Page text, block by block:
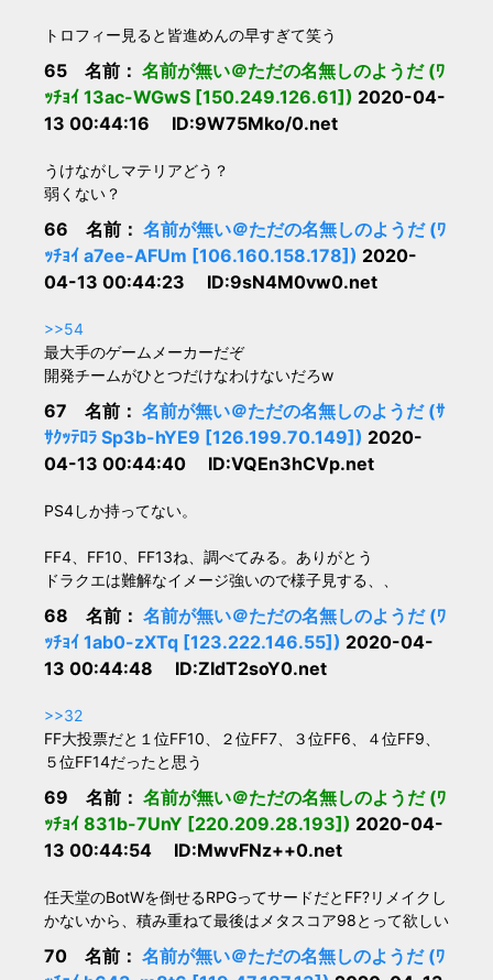
トロフィー見ると皆進めんの早すぎて笑う
65 名前： 名前が無い＠ただの名無しのようだ (ﾜ
ｯﾁｮｲ 13ac-WGwS [150.249.126.61]) 2020-04-
13 00:44:16 ID:9W75Mko/0.net
うけながしマテリアどう？
弱くない？
66 名前： 名前が無い＠ただの名無しのようだ (ﾜ
ｯﾁｮｲ a7ee-AFUm [106.160.158.178]) 2020-
04-13 00:44:23 ID:9sN4M0vw0.net
>>54
最大手のゲームメーカーだぞ
開発チームがひとつだけなわけないだろw
67 名前： 名前が無い＠ただの名無しのようだ (ｻ
ｻｸｯﾃﾛﾗ Sp3b-hYE9 [126.199.70.149]) 2020-
04-13 00:44:40 ID:VQEn3hCVp.net
PS4しか持ってない。
FF4、FF10、FF13ね、調べてみる。ありがとう
ドラクエは難解なイメージ強いので様子見する、、
68 名前： 名前が無い＠ただの名無しのようだ (ﾜ
ｯﾁｮｲ 1ab0-zXTq [123.222.146.55]) 2020-04-
13 00:44:48 ID:ZIdT2soY0.net
>>32
FF大投票だと１位FF10、２位FF7、３位FF6、４位FF9、
５位FF14だったと思う
69 名前： 名前が無い＠ただの名無しのようだ (ﾜ
ｯﾁｮｲ 831b-7UnY [220.209.28.193]) 2020-04-
13 00:44:54 ID:MwvFNz++0.net
任天堂のBotWを倒せるRPGってサードだとFF?リメイクし
かないから、積み重ねて最後はメタスコア98とって欲しい
70 名前： 名前が無い＠ただの名無しのようだ (ﾜ